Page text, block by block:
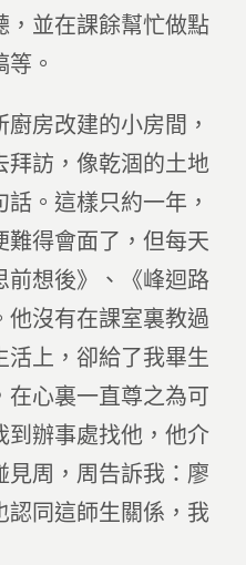
，並在課餘幫忙做點
。
房改建的小房間，
拜訪，像乾涸的土地
。這樣只約一年，
難得會面了，但每天
前想後》、《峰迴路
他沒有在課室裏教過
活上，卻給了我畢生
在心裏一直尊之為可
到辦事處找他，他介
見周，周告訴我：廖
認同這師生關係，我